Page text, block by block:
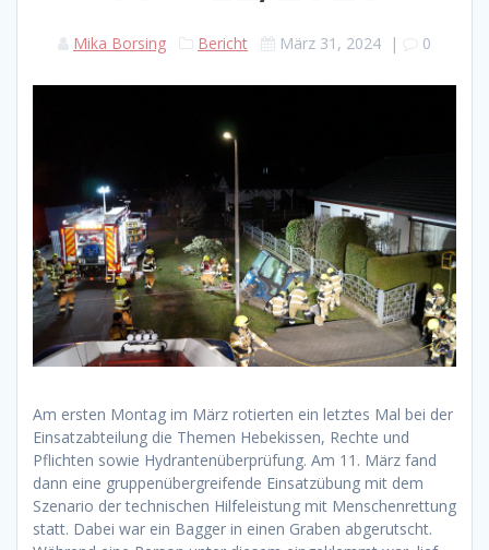
Mika Borsing Bericht März 31, 2024 | 0
Am ersten Montag im März rotierten ein letztes Mal bei der
Einsatzabteilung die Themen Hebekissen, Rechte und
Pflichten sowie Hydrantenüberprüfung. Am 11. März fand
dann eine gruppenübergreifende Einsatzübung mit dem
Szenario der technischen Hilfeleistung mit Menschenrettung
statt. Dabei war ein Bagger in einen Graben abgerutscht.